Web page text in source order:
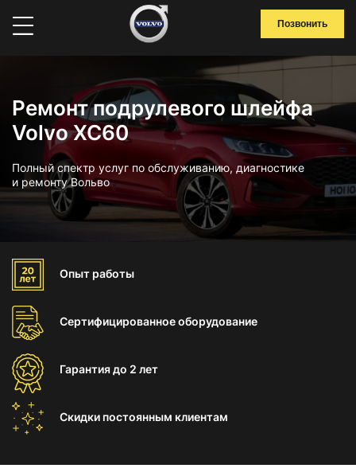
Позвонить
Ремонт подрулевого шлейфа
Volvo XC60
Полный спектр услуг по обслуживанию, диагностике
и ремонту Вольво
Опыт работы
Сертифицированноеоборудование
Гарантиядо 2 лет
Скидки постоянным клиентам